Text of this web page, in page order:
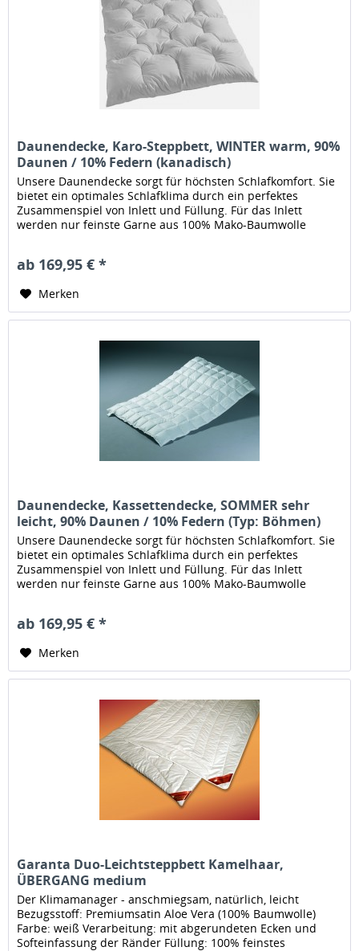
Daunendecke, Karo-Steppbett, WINTER warm, 90%
Daunen / 10% Federn (kanadisch)
Unsere Daunendecke sorgt für höchsten Schlafkomfort. Sie
bietet ein optimales Schlafklima durch ein perfektes
Zusammenspiel von Inlett und Füllung. Für das Inlett
werden nur feinste Garne aus 100% Mako-Baumwolle
ab 169,95 € *
Merken
Daunendecke, Kassettendecke, SOMMER sehr
leicht, 90% Daunen / 10% Federn (Typ: Böhmen)
Unsere Daunendecke sorgt für höchsten Schlafkomfort. Sie
bietet ein optimales Schlafklima durch ein perfektes
Zusammenspiel von Inlett und Füllung. Für das Inlett
werden nur feinste Garne aus 100% Mako-Baumwolle
ab 169,95 € *
Merken
Garanta Duo-Leichtsteppbett Kamelhaar,
ÜBERGANG medium
Der Klimamanager - anschmiegsam, natürlich, leicht
Bezugsstoff: Premiumsatin Aloe Vera (100% Baumwolle)
Farbe: weiß Verarbeitung: mit abgerundeten Ecken und
Softeinfassung der Ränder Füllung: 100% feinstes